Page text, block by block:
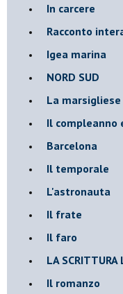
In carcere
Racconto
Igea marina
​NORD SUD
La marsigliese
Il compleanno
Barcelona
Il temporale
L'astronauta
Il frate
Il faro
​LA
Il romanzo